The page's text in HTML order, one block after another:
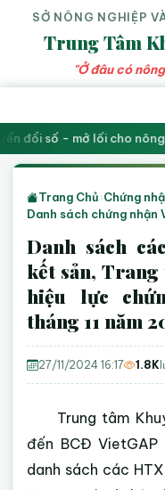
SỞ NÔNG NGHIỆP
Trung Tâm
"Ở đâu có
đổi số - mở lối cho
Trang Chủ›Chứng
Danh sách chứng nhận
Danh sách
kết sản,
hiệu lực
tháng 11 năm
27/11/2024 16:17 1.8K
Trung tâm
đến BCĐ
danh sách các